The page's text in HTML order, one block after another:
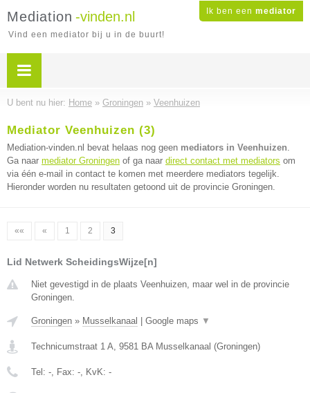
Ik ben een mediator
Mediation -vinden.nl
Vind een mediator bij u in de buurt!
U bent nu hier: Home » Groningen » Veenhuizen
Mediator Veenhuizen (3)
Mediation-vinden.nl bevat helaas nog geen mediators in Veenhuizen.
Ga naar mediator Groningen of ga naar direct contact met mediators om
via één e-mail in contact te komen met meerdere mediators tegelijk.
Hieronder worden nu resultaten getoond uit de provincie Groningen.
«« « 1 2 3
Lid Netwerk ScheidingsWijze[n]
Niet gevestigd in de plaats Veenhuizen, maar wel in de provincie
Groningen.
Groningen » Musselkanaal Google maps ▼
Technicumstraat 1 A, 9581 BA Musselkanaal (Groningen)
Tel: -, Fax: -, KvK: -